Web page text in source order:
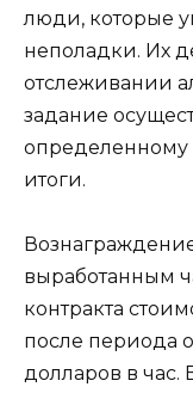
люди, которые
неполадки. Их
отслеживании
задание
определенному
итоги.
выработанным
контракта
после периода
долларов в